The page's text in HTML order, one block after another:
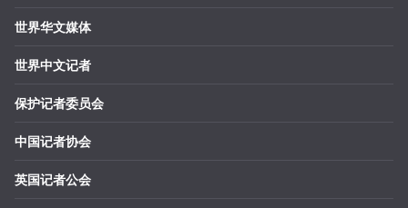
世界华文媒体
世界中文记者
保护记者委员会
中国记者协会
英国记者公会